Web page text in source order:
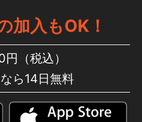
加入もOK！
（税込）
ら14日無料